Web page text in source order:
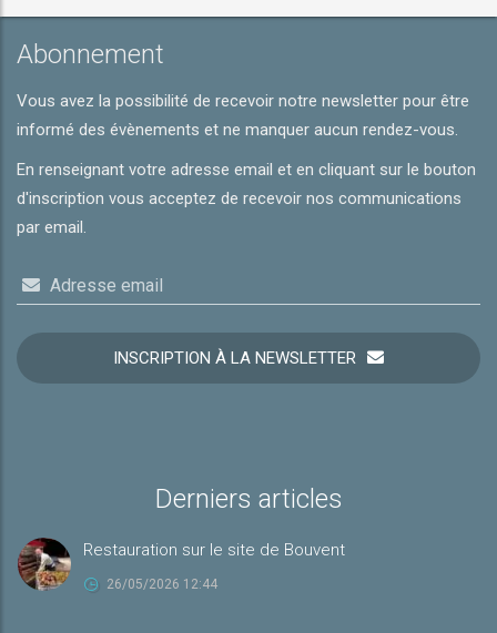
Abonnement
Vous avez la possibilité de recevoir notre newsletter pour être
informé des évènements et ne manquer aucun rendez-vous.
En renseignant votre adresse email et en cliquant sur le bouton
d'inscription vous acceptez de recevoir nos communications
par email.
Adresse email
INSCRIPTION À LA NEWSLETTER
Derniers articles
Restauration sur le site de Bouvent
26/05/2026 12:44